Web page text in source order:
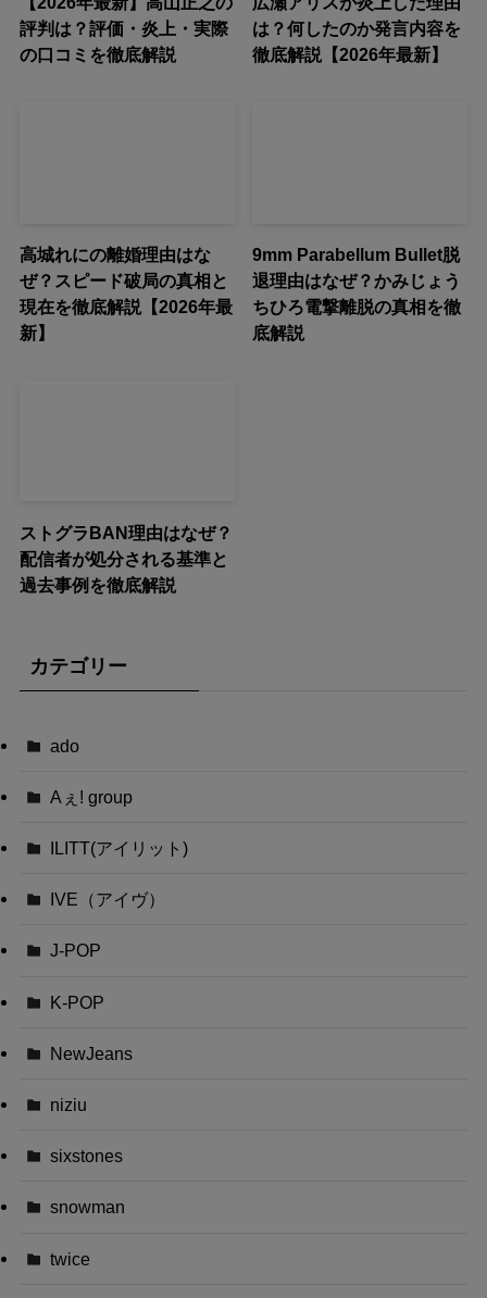
評判は？評価・炎上・実際
の口コミを徹底解説
は？何したのか発言内容を
徹底解説【2026年最新】
高城れにの離婚理由はな
ぜ？スピード破局の真相と
現在を徹底解説【2026年最
新】
9mm Parabellum Bullet脱
退理由はなぜ？かみじょう
ちひろ電撃離脱の真相を徹
底解説
ストグラBAN理由はなぜ？
配信者が処分される基準と
過去事例を徹底解説
カテゴリー
ado
Aぇ! group
ILITT(アイリット)
IVE（アイヴ）
J-POP
K-POP
NewJeans
niziu
sixstones
snowman
twice